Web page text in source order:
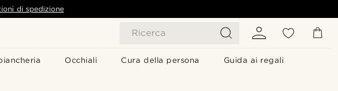
Ricerca
Occhiali Cura della persona Guida ai regali
di spedizione